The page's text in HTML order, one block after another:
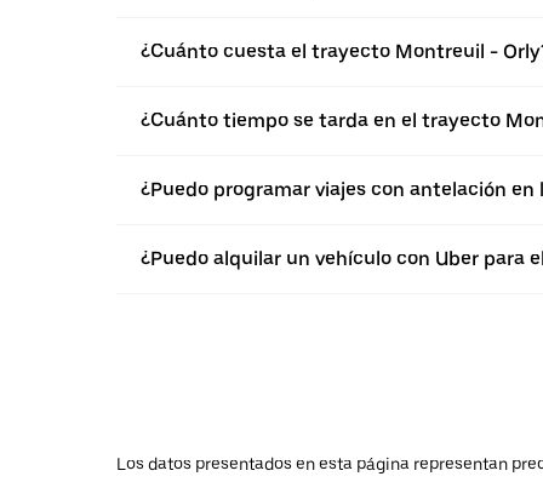
¿Cuánto cuesta el trayecto Montreuil -
¿Cuánto tiempo se tarda en el trayecto
¿Puedo programar viajes con antelación
¿Puedo alquilar un vehículo con Uber para
Los datos presentados en esta página representan